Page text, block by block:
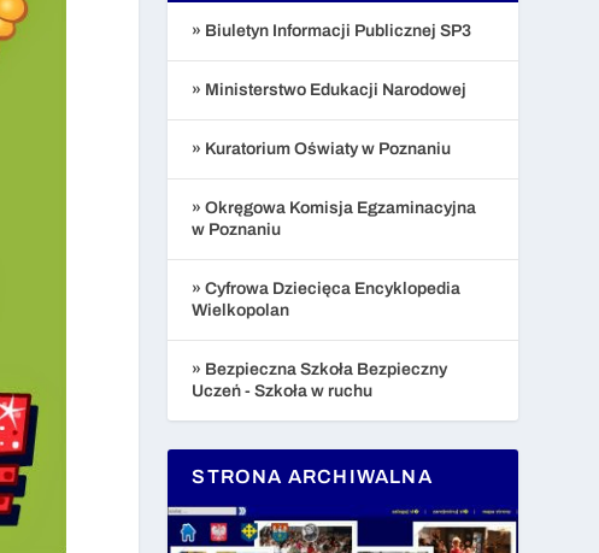
» Biuletyn Informacji Publicznej SP3
» Ministerstwo Edukacji Narodowej
» Kuratorium Oświaty w Poznaniu
» Okręgowa Komisja Egzaminacyjna
w Poznaniu
» Cyfrowa Dziecięca Encyklopedia
Wielkopolan
» Bezpieczna Szkoła Bezpieczny
Uczeń - Szkoła w ruchu
STRONA ARCHIWALNA